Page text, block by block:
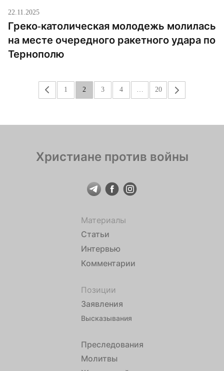
22.11.2025
Греко-католическая молодежь молилась
на месте очередного ракетного удара по
Тернополю
« 1 2 3 4 20 »
Христиане против войны
Материалы
Статьи
Интервью
Комментарии
Позиции
Заявления
Высказывания
Преследования
Молитвы